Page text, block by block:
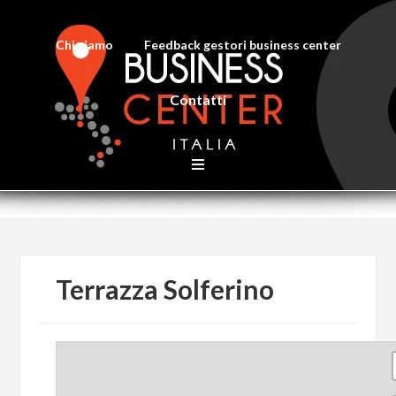
Chi siamo Feedback gestori business center
Contatti
Terrazza Solferino